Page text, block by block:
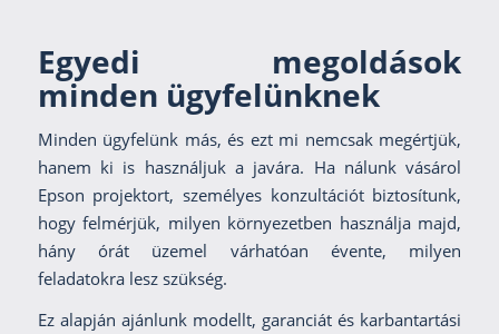
Egyedi megoldások
minden ügyfelünknek
Minden ügyfelünk más, és ezt mi nemcsak megértjük,
hanem ki is használjuk a javára. Ha nálunk vásárol
Epson projektort, személyes konzultációt biztosítunk,
hogy felmérjük, milyen környezetben használja majd,
hány órát üzemel várhatóan évente, milyen
feladatokra lesz szükség.
Ez alapján ajánlunk modellt, garanciát és karbantartási